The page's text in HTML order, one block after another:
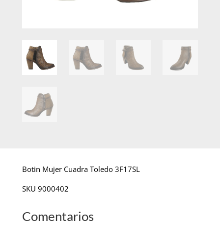
Botin Mujer Cuadra Toledo 3F17SL
SKU 9000402
Comentarios